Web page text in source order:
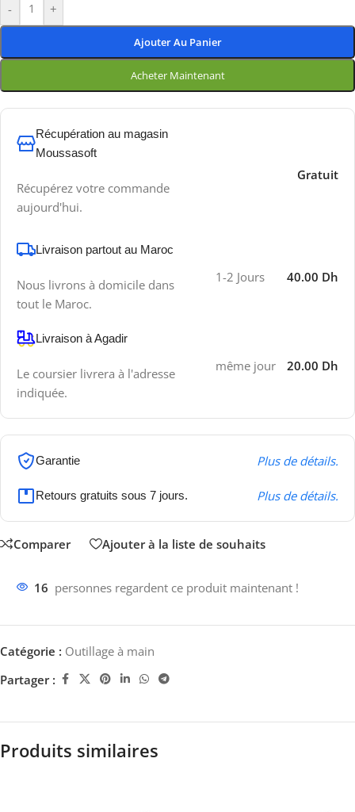
- +
Ajouter Au Panier
Acheter Maintenant
Récupération au magasin
Moussasoft
Récupérez votre commande
aujourd'hui.
Gratuit
Livraison partout au Maroc
Nous livrons à domicile dans
tout le Maroc.
1-2 Jours 40.00 Dh
Livraison à Agadir
Le coursier livrera à l'adresse
indiquée.
même jour 20.00 Dh
Garantie Plus de détails.
Retours gratuits sous 7 jours. Plus de détails.
Comparer Ajouter à la liste de souhaits
16 personnes regardent ce produit maintenant !
Catégorie : Outillage à main
Partager :
Produits similaires